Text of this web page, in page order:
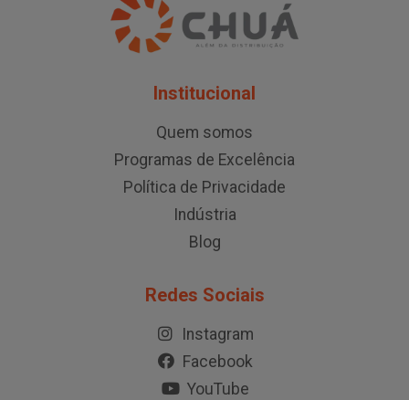
Institucional
Quem somos
Programas de Excelência
Política de Privacidade
Indústria
Blog
Redes Sociais
Instagram
Facebook
YouTube